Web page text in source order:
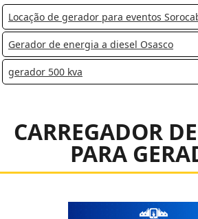
Locação de gerador para eventos
Gerador de energia a diesel Osasco
gerador 500 kva
CARREGADOR
PARA